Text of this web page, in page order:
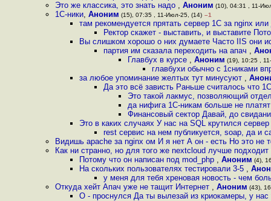
Это же классика, это знать надо , Аноним (10), 04:31 , 11-
1C-ники, Аноним (15), 07:35 , 11-Июл-25, (14) –1
там рекомендуется прятать сервер 1С за nginx
Ректор скажет - выставить, и выставите
Вы слишком хорошо о них думаете Часто IIS они
партия им сказала переходить на апач ,
Главбух в курсе , Аноним (19), 10:25 ,
главбухи обычно с 1сниками
за любое упоминание желтых тут минусуют ,
Да это всё зависть Раньше считалось что
Это такой лакмус, позволяющий
да нифига 1С-никам больше не
Финансовый сектор Давай, до
Это в каких случаях У нас на SQL крутился
rest сервис на нем публикуется, soap, да и
Видишь apache за nginx ом И я нет А он - есть Но это не
Как ни странно, но для того же nextcloud лучше подходит
Потому что он написан под mod_php , Аноним (4),
На скольких пользователях тестировали 3-5 ,
у меня для тебя хреновая новость - чем
Откуда хейт Апач уже не тащит Интернет , Аноним (43),
О - проснулся Да ты вылезай из криокамеры, у нас